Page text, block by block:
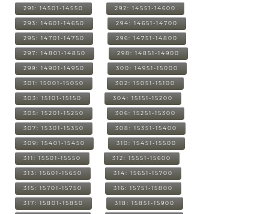
291: 14501-14550 292: 14551-14600
293: 14601-14650 294: 14651-14700
295: 14701-14750 296: 14751-14800
297: 14801-14850 298: 14851-14900
299: 14901-14950 300: 14951-15000
301: 15001-15050 302: 15051-15100
303: 15101-15150 304: 15151-15200
305: 15201-15250 306: 15251-15300
307: 15301-15350 308: 15351-15400
309: 15401-15450 310: 15451-15500
311: 15501-15550 312: 15551-15600
313: 15601-15650 314: 15651-15700
315: 15701-15750 316: 15751-15800
317: 15801-15850 318: 15851-15900